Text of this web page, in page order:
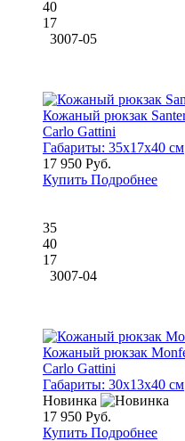
40
17
3007-05
Кожаный рюкзак
Carlo Gattini
Габариты: 35x17x40 см
17 950 Руб.
Купить Подробнее
35
40
17
3007-04
Кожаный рюкзак
Carlo Gattini
Габариты: 30x13x40 см
Новинка
17 950 Руб.
Купить Подробнее